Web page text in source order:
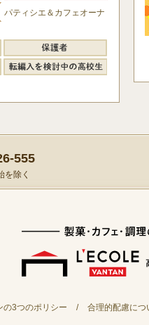
パティシエ＆カフェオーナ
555
除く
の3つのポリシー / 合理的配慮につ